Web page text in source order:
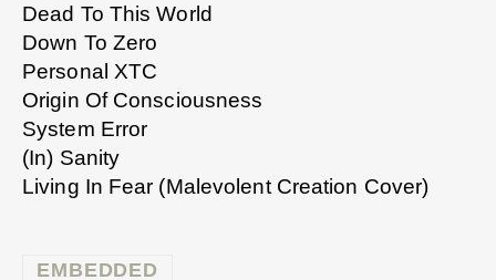
Dead To This World
Down To Zero
Personal XTC
Origin Of Consciousness
System Error
(In) Sanity
Living In Fear (Malevolent Creation Cover)
EMBEDDED